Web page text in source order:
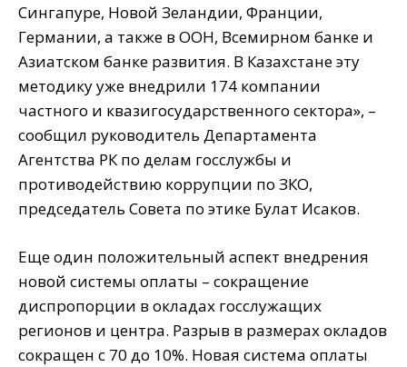
Сингапуре, Новой Зеландии, Франции,
Германии, а также в ООН, Всемирном банке и
Азиатском банке развития. В Казахстане эту
методику уже внедрили 174 компании
частного и квазигосударственного сектора», –
сообщил руководитель Департамента
Агентства РК по делам госслужбы и
противодействию коррупции по ЗКО,
председатель Совета по этике Булат Исаков.
Еще один положительный аспект внедрения
новой системы оплаты – сокращение
диспропорции в окладах госслужащих
регионов и центра. Разрыв в размерах окладов
сокращен с 70 до 10%. Новая система оплаты